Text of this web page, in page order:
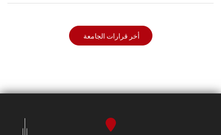
أخر قرارات الجامعة